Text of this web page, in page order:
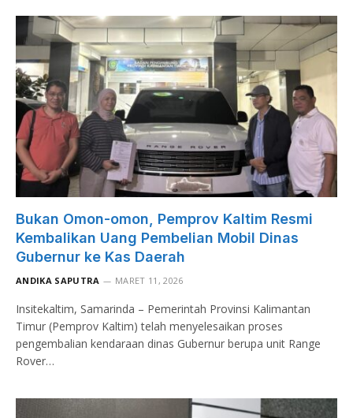
Bukan Omon-omon, Pemprov Kaltim Resmi
Kembalikan Uang Pembelian Mobil Dinas
Gubernur ke Kas Daerah
ANDIKA SAPUTRA MARET 11, 2026
Insitekaltim, Samarinda – Pemerintah Provinsi Kalimantan
Timur (Pemprov Kaltim) telah menyelesaikan proses
pengembalian kendaraan dinas Gubernur berupa unit Range
Rover…